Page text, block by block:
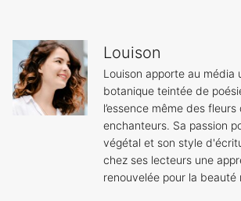
Louison
Louison apporte au média
botanique teintée de
l’essence même des
enchanteurs. Sa passion
végétal et son style
chez ses lecteurs une
renouvelée pour la beauté